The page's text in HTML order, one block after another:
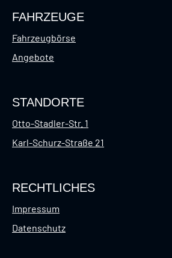
FAHRZEUGE
Fahrzeugbörse
Angebote
STANDORTE
Otto-Stadler-Str. 1
Karl-Schurz-Straße 21
RECHTLICHES
Impressum
Datenschutz